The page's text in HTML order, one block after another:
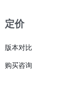
定价
版本对比
购买咨询